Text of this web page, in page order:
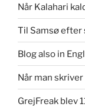
Når Kalahari
Til Samsø efter
Blog also in
Når man
GrejFreak blev